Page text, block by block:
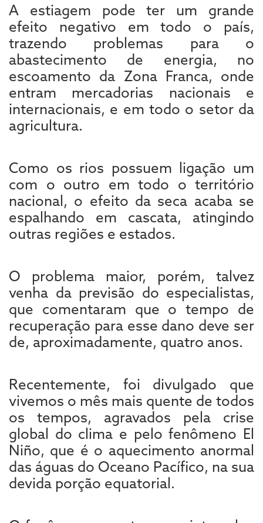
A estiagem pode ter um grande
efeito negativo em todo o país,
trazendo problemas para o
abastecimento de energia, no
escoamento da Zona Franca, onde
entram mercadorias nacionais e
internacionais, e em todo o setor da
agricultura.
Como os rios possuem ligação um
com o outro em todo o território
nacional, o efeito da seca acaba se
espalhando em cascata, atingindo
outras regiões e estados.
O problema maior, porém, talvez
venha da previsão do especialistas,
que comentaram que o tempo de
recuperação para esse dano deve ser
de, aproximadamente, quatro anos.
Recentemente, foi divulgado que
vivemos o mês mais quente de todos
os tempos, agravados pela crise
global do clima e pelo fenômeno El
Niño, que é o aquecimento anormal
das águas do Oceano Pacífico, na sua
devida porção equatorial.